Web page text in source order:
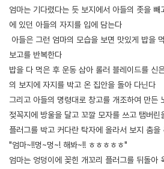
엄마는 기다렸다는 듯 보지에서 아들의 좃을 빼
에 있던 아들의 자지를 입에 담는다
아들은 그런 엄마의 모습을 보면 맛있게 밥을
보고를 반복한다
밥을 다 먹은 후 운동 삼아 롤러 블레이드를 신
의 보지에 자지를 박고 온 집안을 돌아 다닌다
그리고 아들의 명령대로 창고를 개조하여 만든
젖꼭지에 방울을 달고 꼬깔 모자를 쓰고 탬버린
플러그를 박고 커다란 탁자에 올라서 보지 춤을
"엄마~!!멍~멍~! 해봐~!! ㅎㅎㅎㅎㅎ"
엄마는 엉덩이에 꽂힌 개꼬리 플러그를 뒤돌아